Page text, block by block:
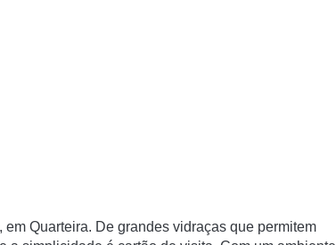
Quarteira. De grandes vidraças que permitem